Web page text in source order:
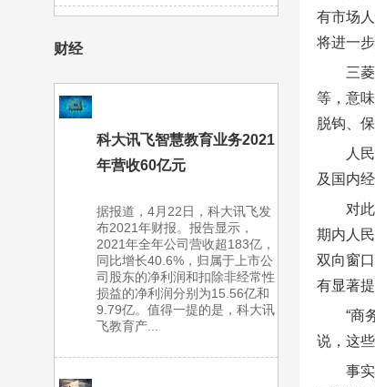
财经
科大讯飞智慧教育业务2021
年营收60亿元
据报道，4月22日，科大讯飞发
布2021年财报。报告显示，
2021年全年公司营收超183亿，
同比增长40.6%，归属于上市公
司股东的净利润和扣除非经常性
损益的净利润分别为15.56亿和
9.79亿。值得一提的是，科大讯
飞教育产...
有市场
将进一
三
等，意
脱钩、
人
及国内
对
期内人
双向窗
有显著
“商
说，这
事